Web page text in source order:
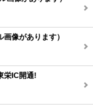
像があります）
栄IC開通!